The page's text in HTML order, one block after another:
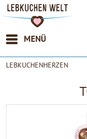
MENÜ
LEBKUCHENHERZEN